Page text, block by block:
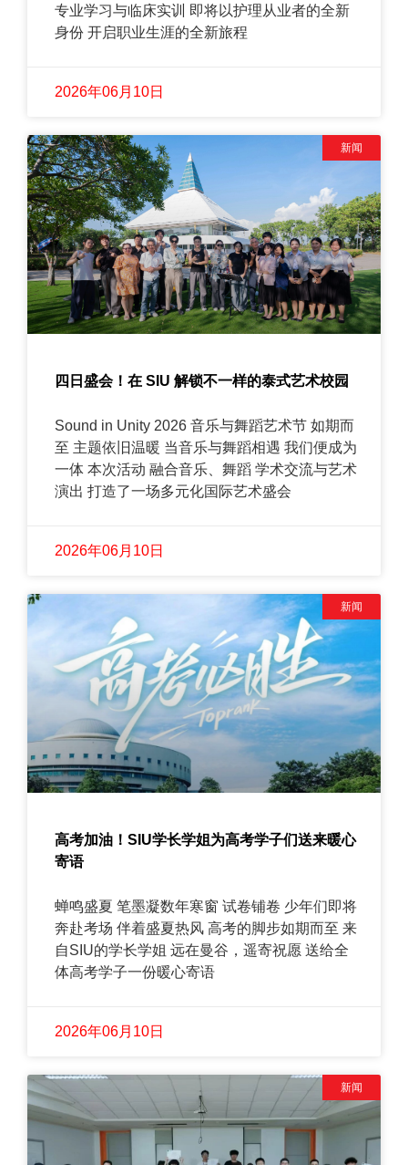
专业学习与临床实训 即将以护理从业者的全新
身份 开启职业生涯的全新旅程
2026年06月10日
新闻
四日盛会！在 SIU 解锁不一样的泰式艺术校园
Sound in Unity 2026 音乐与舞蹈艺术节 如期而
至 主题依旧温暖 当音乐与舞蹈相遇 我们便成为
一体 本次活动 融合音乐、舞蹈 学术交流与艺术
演出 打造了一场多元化国际艺术盛会
2026年06月10日
新闻
高考加油！SIU学长学姐为高考学子们送来暖心
寄语
蝉鸣盛夏 笔墨凝数年寒窗 试卷铺卷 少年们即将
奔赴考场 伴着盛夏热风 高考的脚步如期而至 来
自SIU的学长学姐 远在曼谷，遥寄祝愿 送给全
体高考学子一份暖心寄语
2026年06月10日
新闻